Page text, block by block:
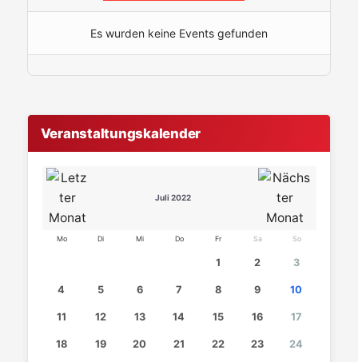
Es wurden keine Events gefunden
Veranstaltungskalender
Juli 2022
Mo Di Mi Do Fr Sa So
1 2 3
4 5 6 7 8 9 10
11 12 13 14 15 16 17
18 19 20 21 22 23 24